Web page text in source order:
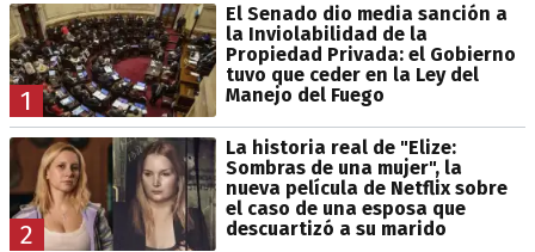
1
El Senado dio media sanción a
la Inviolabilidad de la
Propiedad Privada: el Gobierno
tuvo que ceder en la Ley del
Manejo del Fuego
2
La historia real de "Elize:
Sombras de una mujer", la
nueva película de Netflix sobre
el caso de una esposa que
descuartizó a su marido